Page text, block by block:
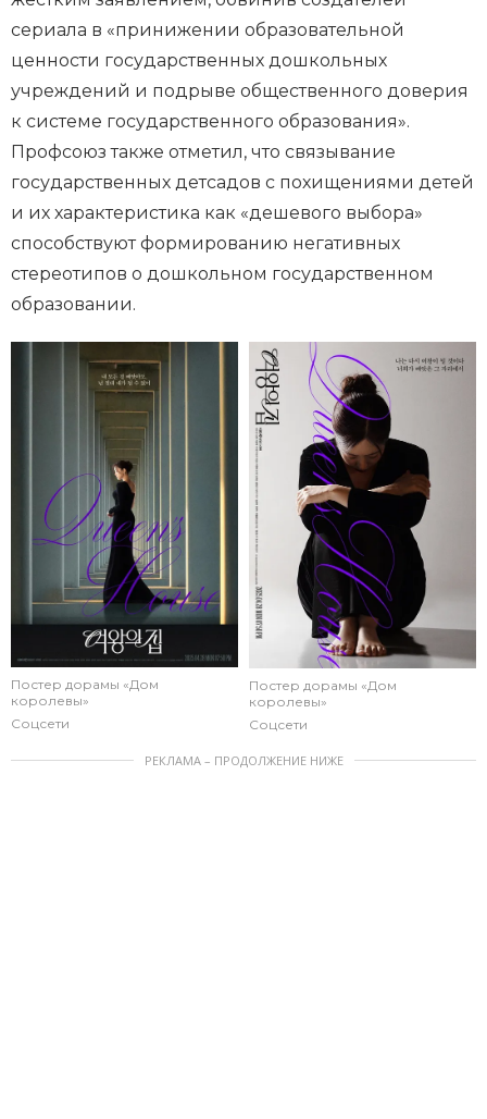
сериала в «принижении образовательной
ценности государственных дошкольных
учреждений и подрыве общественного доверия
к системе государственного образования».
Профсоюз также отметил, что связывание
государственных детсадов с похищениями детей
и их характеристика как «дешевого выбора»
способствуют формированию негативных
стереотипов о дошкольном государственном
образовании.
Постер дорамы «Дом
королевы»
Соцсети
Постер дорамы «Дом
королевы»
Соцсети
РЕКЛАМА – ПРОДОЛЖЕНИЕ НИЖЕ